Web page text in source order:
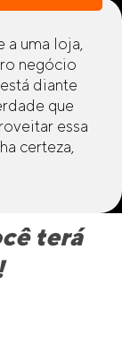
a uma loja,
negócio
diante
que
essa
certeza,
terá